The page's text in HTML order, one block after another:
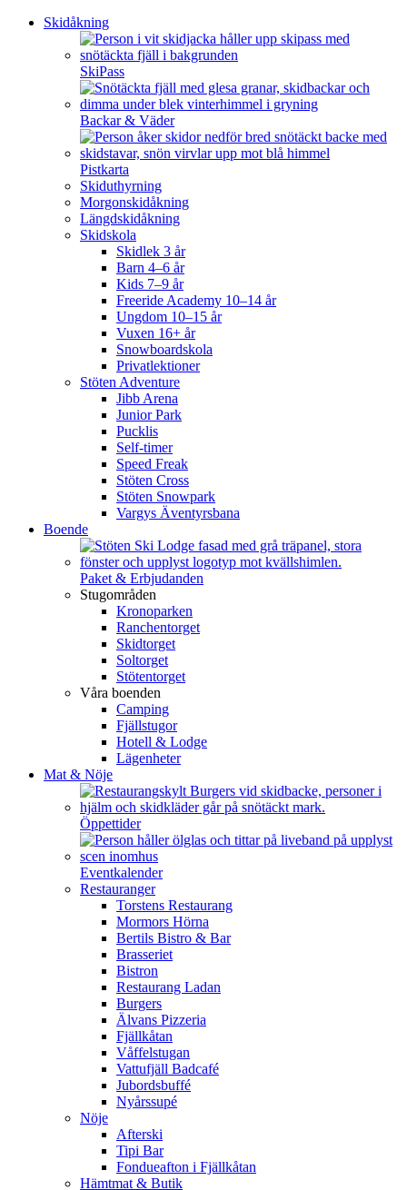
Skidåkning
SkiPass
Backar & Väder
Pistkarta
Skiduthyrning
Morgonskidåkning
Längdskidåkning
Skidskola
Skidlek 3 år
Barn 4–6 år
Kids 7–9 år
Freeride Academy 10–14 år
Ungdom 10–15 år
Vuxen 16+ år
Snowboardskola
Privatlektioner
Stöten Adventure
Jibb Arena
Junior Park
Pucklis
Self-timer
Speed Freak
Stöten Cross
Stöten Snowpark
Vargys Äventyrsbana
Boende
Paket & Erbjudanden
Stugområden
Kronoparken
Ranchentorget
Skidtorget
Soltorget
Stötentorget
Våra boenden
Camping
Fjällstugor
Hotell & Lodge
Lägenheter
Mat & Nöje
Öppettider
Eventkalender
Restauranger
Torstens Restaurang
Mormors Hörna
Bertils Bistro & Bar
Brasseriet
Bistron
Restaurang Ladan
Burgers
Älvans Pizzeria
Fjällkåtan
Våffelstugan
Vattufjäll Badcafé
Jubordsbuffé
Nyårssupé
Nöje
Afterski
Tipi Bar
Fondueafton i Fjällkåtan
Hämtmat & Butik